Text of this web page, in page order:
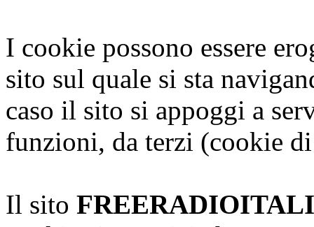
I cookie possono essere
sito sul quale si sta
caso il sito si appoggi a
funzioni, da terzi (cookie
Il sito